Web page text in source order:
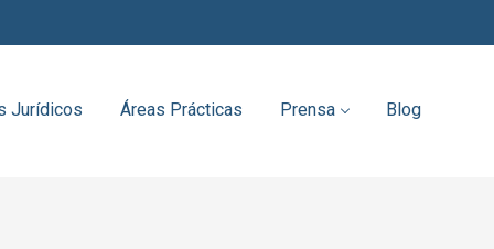
Jurídicos Áreas Prácticas Prensa Blog